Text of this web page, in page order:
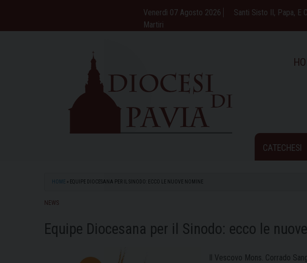
content
Venerdì 07 Agosto 2026
Santi Sisto II, Papa, E
Martiri
CATECHESI
HOME » EQUIPE DIOCESANA PER IL SINODO: ECCO LE NUOVE NOMINE
NEWS
Equipe Diocesana per il Sinodo: ecco le
Il Vescovo Mons. Corrado